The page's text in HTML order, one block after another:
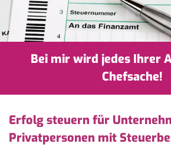
Bei mir wird jedes Ihrer
Chefsache!
Erfolg steuern für
Privatpersonen mit